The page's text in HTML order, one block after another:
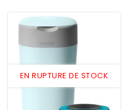
EN RUPTURE DE STOCK